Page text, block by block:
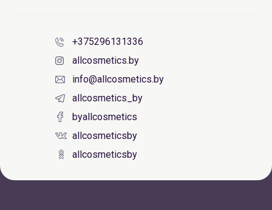
+375296131336
allcosmetics.by
info@allcosmetics.by
allcosmetics_by
byallcosmetics
allcosmeticsby
allcosmeticsby